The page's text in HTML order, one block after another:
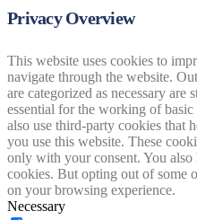
Privacy Overview
This website uses cookies to
navigate through the website.
are categorized as necessary are
essential for the working of
also use third-party cookies that
you use this website. These
only with your consent. You
cookies. But opting out of some
on your browsing experience.
Necessary